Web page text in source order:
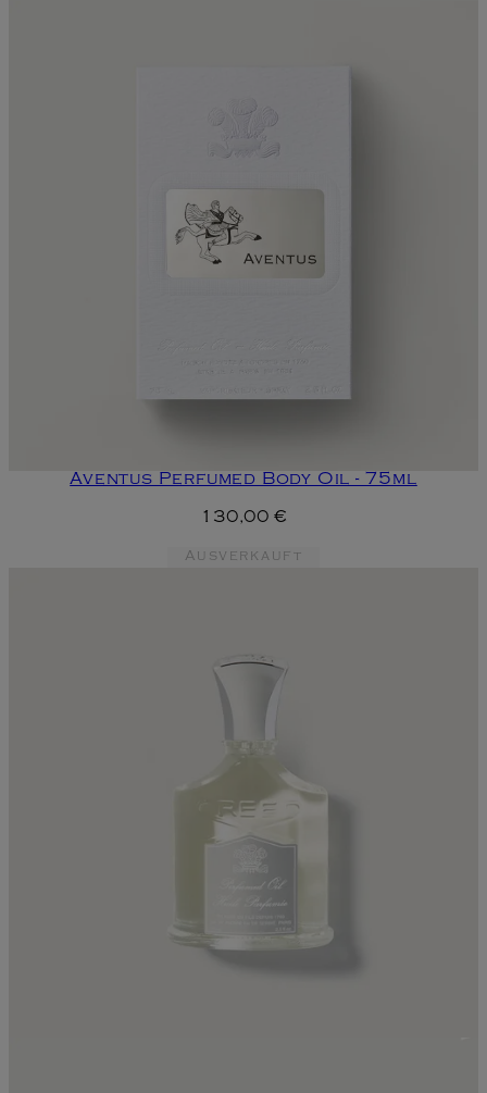
Aventus Perfumed Body Oil - 75ml
130,00 €
Ausverkauft